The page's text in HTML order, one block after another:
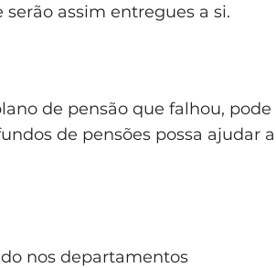
assim entregues a si.
de pensão que falhou, pode
de pensões possa ajudar a
nos departamentos